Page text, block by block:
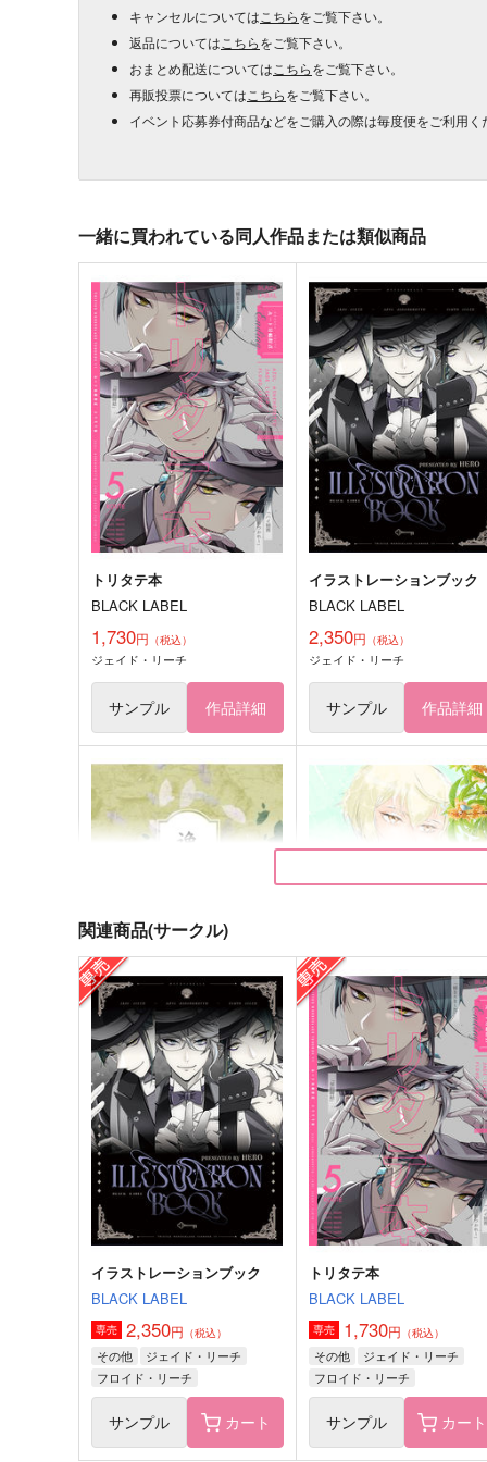
キャンセルについては こちらをご覧下さい。
返品については こちらをご覧下さい。
おまとめ配送については こちらをご覧下さい。
再販投票については こちらをご覧下さい。
イベント応募券付商品などをご購入の際は毎度便をご利用く
一緒に買われている同人作品または類似商品
トリタテ本
BLACK LABEL
1,730円 （税込）
ジェイド・リーチ
サンプル 作品詳細
イラストレーションブック
BLACK LABEL
2,350円 （税込）
ジェイド・リーチ
サンプル 作品詳細
逸話の陰
青物商会
660 円（税込）
膝丸×髭切
サンプル 作品詳細
再会
bjorn
629円（税込）
髭切×膝丸
サンプル 作品詳細
関連商品(サークル)
イラストレーションブック
BLACK LABEL
専売 2,350円 （税込）
その他
ジェイド・リーチ
フロイド・リーチ
アズール・アーシェングロット
サンプル カート
トリタテ本
BLACK LABEL
専売 1,730円 （税込）
その他
ジェイド・リーチ
フロイド・リーチ
アズール・アーシェングロット
サンプル カート